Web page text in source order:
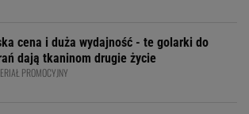
cena i duża wydajność - te golarki do
dają tkaninom drugie życie
PROMOCYJNY